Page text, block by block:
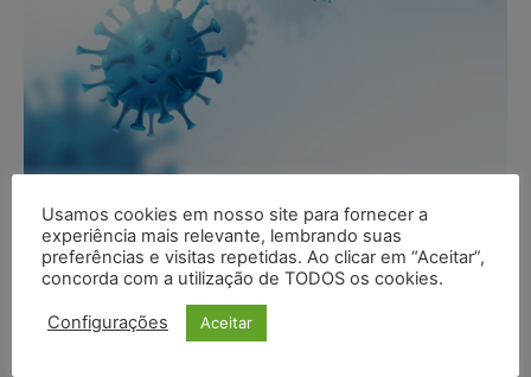
Sistema prisional registra quase
1,5 mil novos casos de Covid-19 na
última semana
DESTAQUES Ricardo Krusty
Usamos cookies em nosso site para fornecer a
experiência mais relevante, lembrando suas
preferências e visitas repetidas. Ao clicar em “Aceitar”,
concorda com a utilização de TODOS os cookies.
Configurações Aceitar